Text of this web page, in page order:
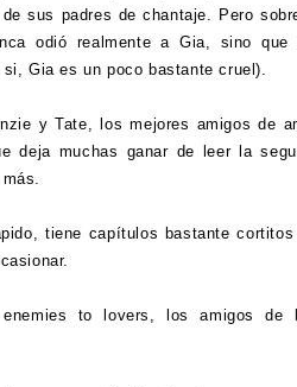
sus padres de chantaje. Pero
odió realmente a Gia, sino que
Gia es un poco bastante cruel).
y Tate, los mejores amigos de
deja muchas ganar de leer la
tiene capítulos bastante
to lovers, los amigos de